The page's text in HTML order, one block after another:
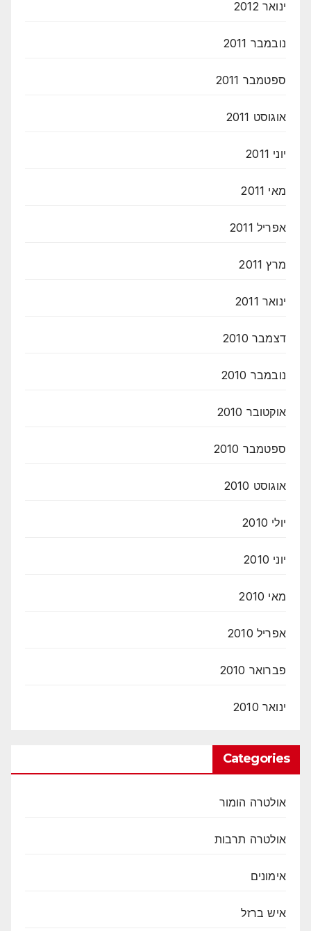
ינואר 2012
נובמבר 2011
ספטמבר 2011
אוגוסט 2011
יוני 2011
מאי 2011
אפריל 2011
מרץ 2011
ינואר 2011
דצמבר 2010
נובמבר 2010
אוקטובר 2010
ספטמבר 2010
אוגוסט 2010
יולי 2010
יוני 2010
מאי 2010
אפריל 2010
פברואר 2010
ינואר 2010
Categories
אולטרה הומור
אולטרה תרבות
אימונים
איש ברזל